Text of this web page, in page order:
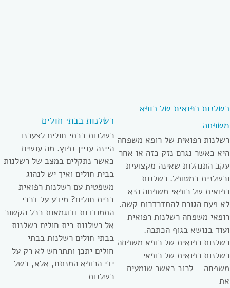
רשלנות רפואית של רופא
משפחה
רשלנות רפואית של רופא משפחה
היא כאשר נגרם נזק כזה או אחר
עקב התנהלות שאינה מקצועית
ורשלנית במטופל. רשלנות
רפואית של רופאי משפחה היא
לא פעם הגורם להתדרדרות קשה.
רופאי משפחה רשלנות רפואית
ועוד בנושא בגוף הכתבה.
רשלנות רפואית של רופא משפחה
רשלנות רפואית של רופאי
משפחה – לרוב כאשר שומעים
את
רשלנות בבתי חולים
רשלנות בבתי חולים לצערנו
היינה עניין נפוץ. מה עושים
כאשר נתקלים במצב של רשלנות
בבית חולים ואיך יש לנהוג
משפטית עם רשלנות רפואית
בבית חולים? מידע על דרכי
התמודדות ודוגמאות בכל הקשור
אל רשלנות בית חולים רשלנות
בבתי חולים רשלנות בבתי
חולים יתכן ותתרחש לא רק על
ידי הרופא המנתח, אלא, בשל
רשלנות